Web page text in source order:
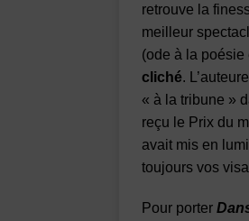
retrouve la
meilleur
(ode à la poésie
cliché.
« à la tribune »
reçu le Prix du
avait mis en
toujours vos
Pour porter